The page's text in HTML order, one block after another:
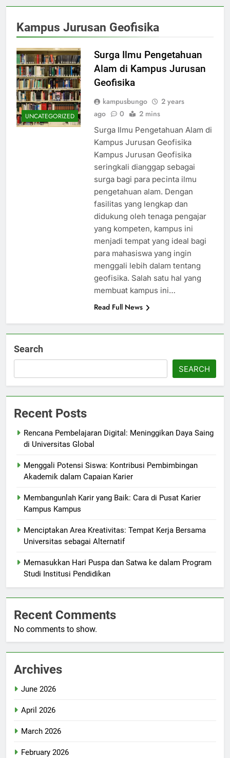
Kampus Jurusan Geofisika
UNCATEGORIZED
Surga Ilmu Pengetahuan
Alam di Kampus Jurusan
Geofisika
kampusbungo
2 years
ago
0 2 mins
Surga Ilmu Pengetahuan Alam di
Kampus Jurusan Geofisika
Kampus Jurusan Geofisika
seringkali dianggap sebagai
surga bagi para pecinta ilmu
pengetahuan alam. Dengan
fasilitas yang lengkap dan
didukung oleh tenaga pengajar
yang kompeten, kampus ini
menjadi tempat yang ideal bagi
para mahasiswa yang ingin
menggali lebih dalam tentang
geofisika. Salah satu hal yang
membuat kampus ini…
Read Full News
Search
SEARCH
Recent Posts
Rencana Pembelajaran Digital: Meninggikan Daya Saing
di Universitas Global
Menggali Potensi Siswa: Kontribusi Pembimbingan
Akademik dalam Capaian Karier
Membangunlah Karir yang Baik: Cara di Pusat Karier
Kampus Kampus
Menciptakan Area Kreativitas: Tempat Kerja Bersama
Universitas sebagai Alternatif
Memasukkan Hari Puspa dan Satwa ke dalam Program
Studi Institusi Pendidikan
Recent Comments
No comments to show.
Archives
June 2026
April 2026
March 2026
February 2026